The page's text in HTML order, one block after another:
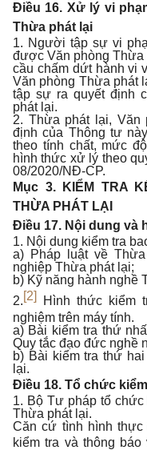
Điều 16. Xử lý vi
Thừa phát lại
1. Người tập sự vi
được Văn phòng Thừa
cầu chấm dứt hành vi
Văn phòng Thừa phát
tập sự ra quyết định
phát lại.
2. Thừa phát lại, Văn
định của Thông tư
theo tính chất, mức
hình thức xử lý theo
08/2020/NĐ-CP.
Mục 3.
KIỂM TRA
THỪA PHÁT LẠI
Điều 17. Nội dung và
1. Nội dung kiểm tra
a) Pháp luật về
nghiệp Thừa phát lại;
b) Kỹ năng hành nghề
2.[2]
Hình thức kiểm
nghiệm trên máy tính.
a) Bài kiểm tra thứ
Quy tắc đạo đức nghề
b) Bài kiểm tra thứ
lại.
Điều 18. Tổ chức
1. Bộ Tư pháp tổ
Thừa phát lại.
Căn cứ tình hình
kiểm tra và thông báo